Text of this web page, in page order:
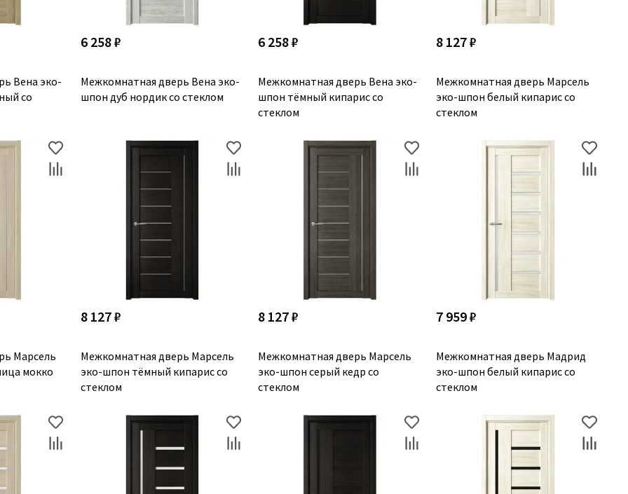
Вена эко-
со
6 258 ₽
Межкомнатная дверь Вена эко-
шпон дуб нордик со стеклом
6 258 ₽
Межкомнатная дверь Вена эко-
шпон тёмный кипарис со
стеклом
8 127 ₽
Межкомнатная дверь Марсель
эко-шпон белый кипарис со
стеклом
Марсель
мокко
8 127 ₽
Межкомнатная дверь Марсель
эко-шпон тёмный кипарис со
стеклом
8 127 ₽
Межкомнатная дверь Марсель
эко-шпон серый кедр со
стеклом
7 959 ₽
Межкомнатная дверь Мадрид
эко-шпон белый кипарис со
стеклом